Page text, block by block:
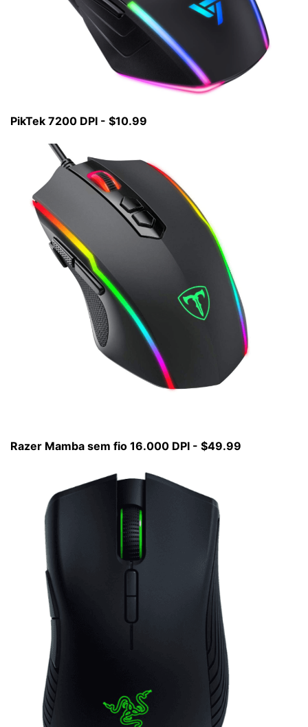
PikTek 7200 DPI - $10.99
Razer Mamba sem fio 16.000 DPI - $49.99